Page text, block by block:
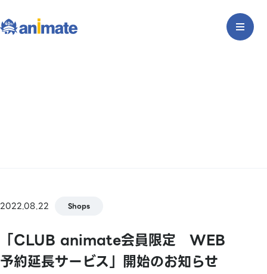
2022.08.22 Shops
「CLUB animate会員限定 WEB
予約延長サービス」開始のお知らせ